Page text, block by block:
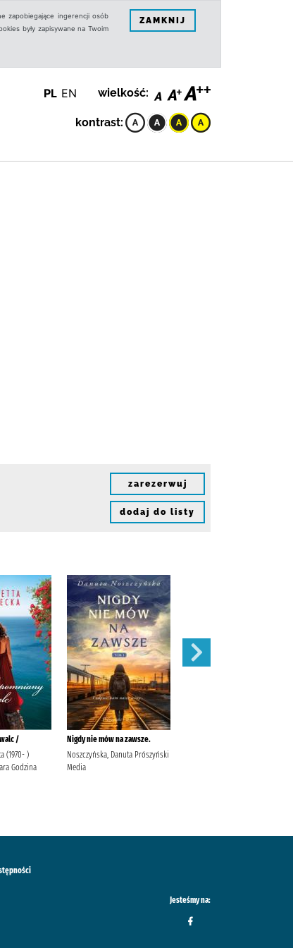
zapobiegające ingerencji osób
były zapisywane na Twoim
ZAMKNIJ
PL EN wielkość:
kontrast:
zarezerwuj
dodaj do listy
/
(1970- )
Godzina
Nigdy nie mów na zawsze.
Noszczyńska, Danuta Prószyński
Media
Jesteśmy na: